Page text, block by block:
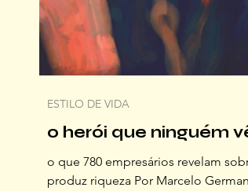
o herói que ninguém
o que 780 empresários revelam
produz riqueza Por Marcelo
ESTILO DE VIDA